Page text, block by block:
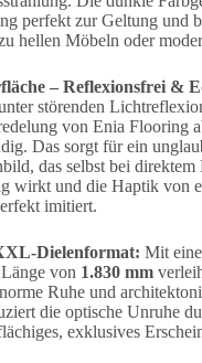
perfekt zur Geltung und
hellen Möbeln oder
– Reflexionsfrei &
störenden
von Enia Flooring
Das sorgt für ein
das selbst bei
wirkt und die Haptik von
imitiert.
Dielenformat: Mit
von 1.830 mm
Ruhe und
die optische Unruhe
exklusives